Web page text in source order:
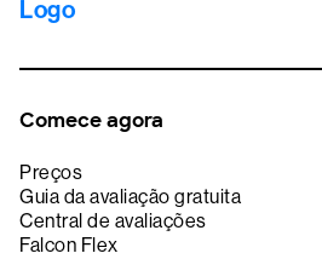
Comece agora
Preços
Guia da avaliação gratuita
Central de avaliações
Falcon Flex